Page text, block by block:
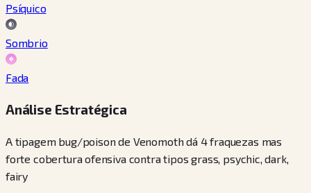
Psíquico
Sombrio
Fada
Análise Estratégica
A tipagem bug/poison de Venomoth dá 4 fraquezas mas
forte cobertura ofensiva contra tipos grass, psychic, dark,
fairy